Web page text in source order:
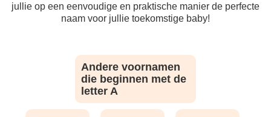
jullie op een eenvoudige en praktische manier de perfecte
naam voor jullie toekomstige baby!
Andere voornamen
die beginnen met de
letter A